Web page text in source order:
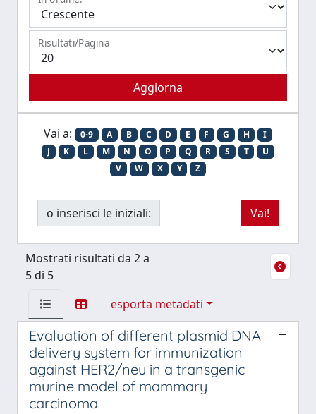
Risultati/Pagina
Vai a: 0-9 A B C D E F G H
I
J
K L M N O P Q R S T
U
V
W X Y Z
o inserisci le iniziali:
Mostrati risultati da 2 a
5 di 5
esporta metadati
Evaluation of different plasmid DNA
delivery system for immunization
against HER2/neu in a transgenic
murine model of mammary
carcinoma